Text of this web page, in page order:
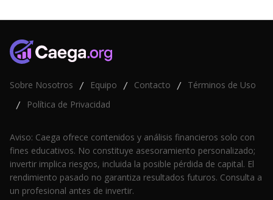
Sobre Nosotros / Equipo / Contacto / Términos de Uso
/ Política de Privacidad
Aviso: Caega ofrece contenidos y análisis financieros solo con
fines educativos. No constituye asesoramiento personalizado;
invertir implica riesgos, incluida la posible pérdida de capital. El
rendimiento pasado no garantiza resultados futuros. Consulta a
un profesional antes de invertir.